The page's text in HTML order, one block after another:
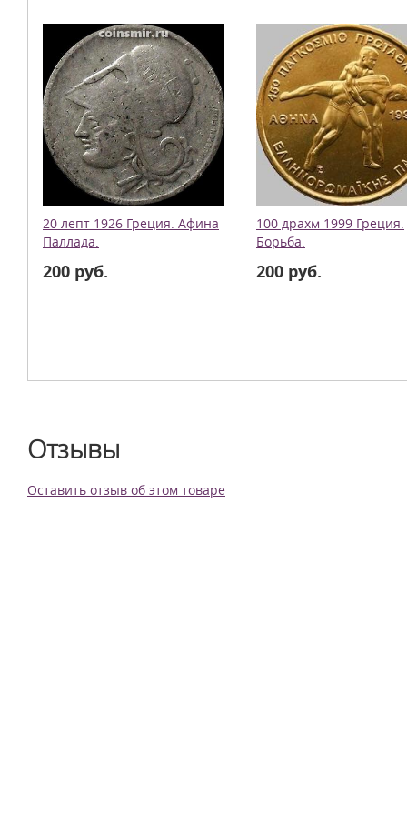
20 лепт 1926 Греция. Афина
Паллада.
200 руб.
100 драхм 1999 Греция.
Борьба.
200 руб.
Отзывы
Оставить отзыв об этом товаре